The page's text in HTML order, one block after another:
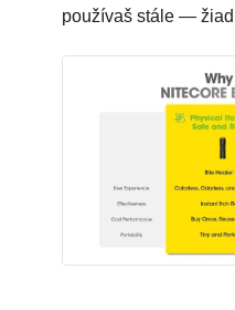
používaš stále —